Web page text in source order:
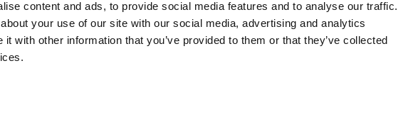
content and ads, to provide social media features and to analyse our traffic.
your use of our site with our social media, advertising and analytics
with other information that you’ve provided to them or that they’ve collected
Aviso de privacidad Política de cookies